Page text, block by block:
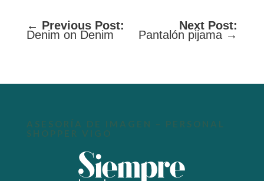
Next Post:
Pantalón pijama →
← Previous Post:
Denim on Denim
ASESORÍA DE IMAGEN – PERSONAL
SHOPPER VIGO